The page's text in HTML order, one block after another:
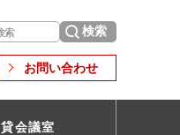
お問い合わせ
貸会議室